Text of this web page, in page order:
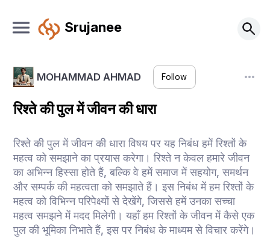
Srujanee
MOHAMMAD AHMAD Follow
रिश्ते की पुल में जीवन की धारा
रिश्ते की पुल में जीवन की धारा विषय पर यह निबंध हमें रिश्तों के
महत्व को समझाने का प्रयास करेगा। रिश्ते न केवल हमारे जीवन
का अभिन्न हिस्सा होते हैं, बल्कि वे हमें समाज में सहयोग, समर्थन
और सम्पर्क की महत्वता को समझाते हैं। इस निबंध में हम रिश्तों के
महत्व को विभिन्न परिपेक्ष्यों से देखेंगे, जिससे हमें उनका सच्चा
महत्व समझने में मदद मिलेगी। यहाँ हम रिश्तों के जीवन में कैसे एक
पुल की भूमिका निभाते हैं, इस पर निबंध के माध्यम से विचार करेंगे।